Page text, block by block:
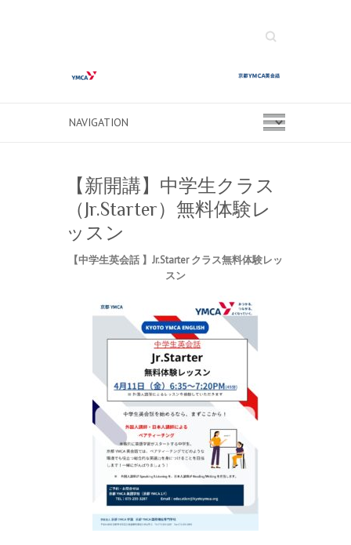
Search
【新開講】中学生クラス
（Jr.Starter）無料体験レ
ッスン
【中学生英会話 】Jr.Starter クラス無料体験レッ
スン